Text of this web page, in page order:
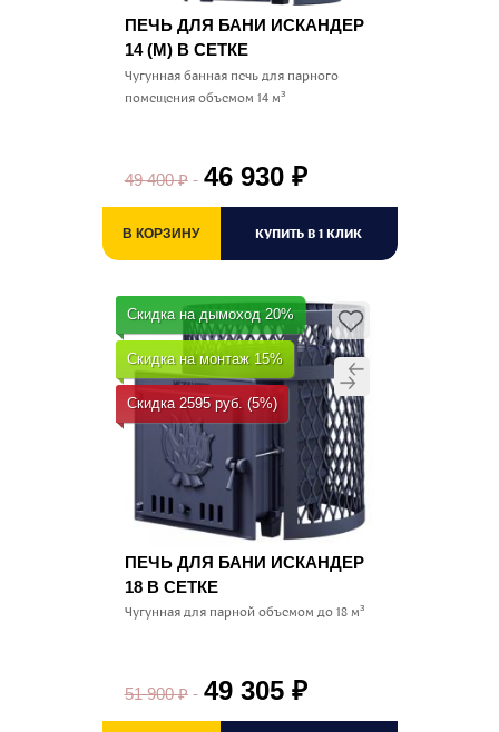
ПЕЧЬ ДЛЯ БАНИ ИСКАНДЕР
14 (М) В СЕТКЕ
Чугунная банная печь для парного
помещения объемом 14 м³
49 400₽ 46 930 ₽
В КОРЗИНУ КУПИТЬ В 1 КЛИК
Скидка на дымоход 20%
Скидка на монтаж 15%
Скидка 2595 руб. (5%)
ПЕЧЬ ДЛЯ БАНИ ИСКАНДЕР
18 В СЕТКЕ
Чугунная для парной объемом до 18 м³
51 900₽ 49 305 ₽